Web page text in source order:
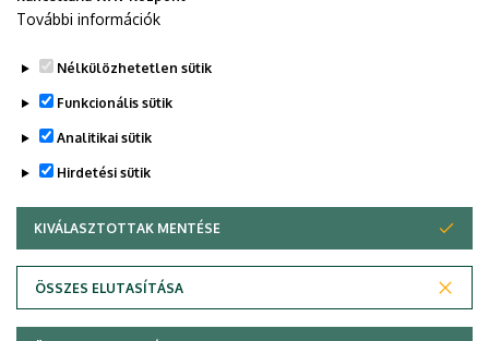
In case you encounter difficulties, please turn to Eszter
Patócs (
Legutóbbi frissítés: 2026. 02. 06. 10:53
Adatvédelem
További információk
Nélkülözhetetlen sütik
Funkcionális sütik
Analitikai sütik
Hirdetési sütik
KIVÁLASZTOTTAK MENTÉSE
ÖSSZES ELUTASÍTÁSA
WITHDRAW CONSENT